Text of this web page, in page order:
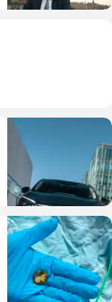
חדשות הרכב